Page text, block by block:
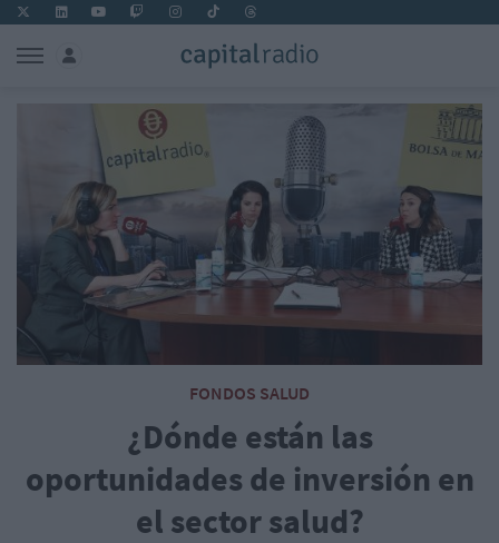
FONDOS SALUD
¿Dónde están las
oportunidades de inversión en
el sector salud?